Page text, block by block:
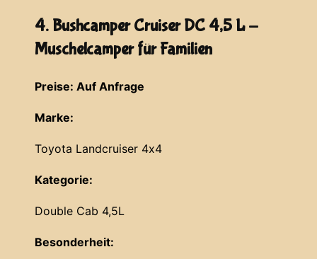
4. Bushcamper Cruiser DC 4,5 L -
Muschelcamper für Familien
Preise: Auf Anfrage
Marke:
Toyota Landcruiser 4x4
Kategorie:
Double Cab 4,5L
Besonderheit: